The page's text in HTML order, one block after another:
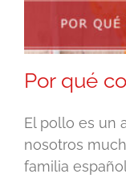
Por qué
El pollo es un
nosotros
familia